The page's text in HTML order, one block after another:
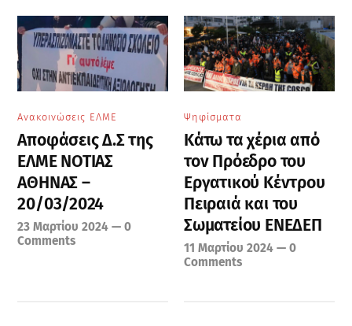
Ανακοινώσεις ΕΛΜΕ
Aποφάσεις Δ.Σ της
ΕΛΜΕ ΝΟΤΙΑΣ
ΑΘΗΝΑΣ –
20/03/2024
23 Μαρτίου 2024 —0
Comments
Ψηφίσματα
Κάτω τα χέρια από
τον Πρόεδρο του
Εργατικού Κέντρου
Πειραιά και του
Σωματείου ΕΝΕΔΕΠ
11 Μαρτίου 2024 —0
Comments